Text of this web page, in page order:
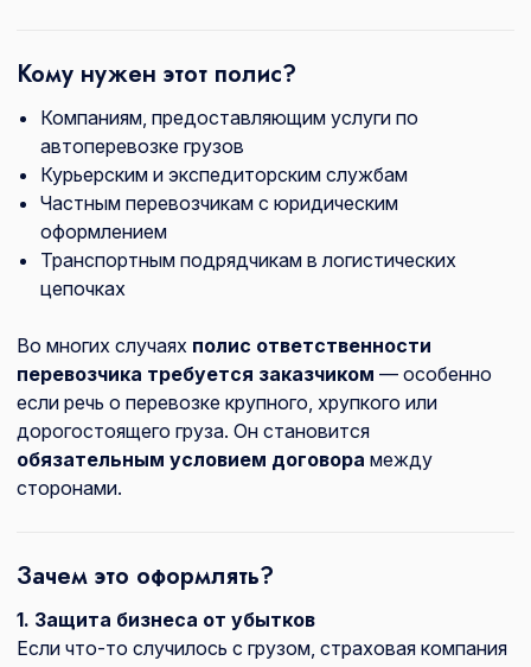
Кому нужен этот полис?
Компаниям, предоставляющим услуги по
автоперевозке грузов
Курьерским и экспедиторским службам
Частным перевозчикам с юридическим
оформлением
Транспортным подрядчикам в логистических
цепочках
Во многих случаях полис ответственности
перевозчика требуется заказчиком — особенно
если речь о перевозке крупного, хрупкого или
дорогостоящего груза. Он становится
обязательным условием договора между
сторонами.
Зачем это оформлять?
1. Защита бизнеса от убытков
Если что-то случилось с грузом, страховая компания